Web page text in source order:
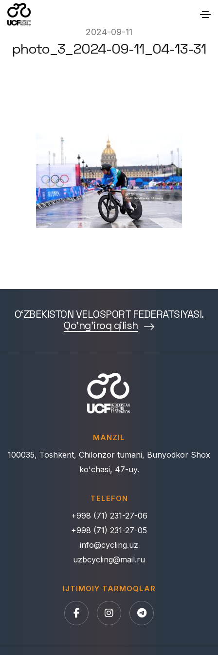
2024-09-11
photo_3_2024-09-11_04-13-31
O‘ZBEKISTON VELOSPORT FEDERATSIYASI.
Qo'ng'iroq qilish
MANZIL
100035, Toshkent, Chilonzor tumani, Bunyodkor Shox
ko'chasi, 47-uy.
TELEFON
+998 (71) 231-27-06
+998 (71) 231-27-05
info@cycling.uz
uzbcycling@mail.ru
IJTIMOIY TARMOQLAR